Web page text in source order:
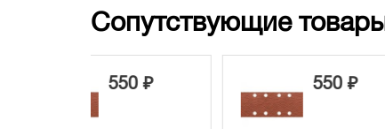
Сопутствующие товары